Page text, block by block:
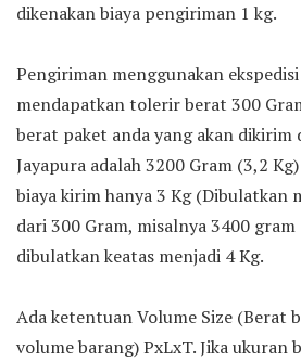
dikenakan biaya pengiriman 1 kg.
Pengiriman menggunakan
mendapatkan tolerir berat 300
berat paket anda yang akan dikirim
Jayapura adalah 3200 Gram (3,2
biaya kirim hanya 3 Kg (Dibulatkan
dari 300 Gram, misalnya 3400 gram
dibulatkan keatas menjadi 4 Kg.
Ada ketentuan Volume Size (Berat
volume barang) PxLxT. Jika ukuran